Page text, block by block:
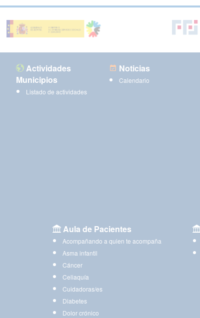
Actividades
Municipios
Listado de actividades
Noticias
Calendario
Aula de Pacientes
Acompañando a quien te acompaña
Asma infantil
Cáncer
Celiaquía
Cuidadoras/es
Diabetes
Dolor crónico